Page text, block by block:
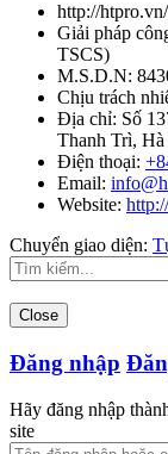
http://
Giải pháp
TSCS)
M.S.D.N:
Chịu trách
Địa chỉ: Số
Thanh Trì,
Điện thoại:
Email:
Website:
Chuyển giao diện:
Close
Đăng nhập
Hãy đăng nhập
site